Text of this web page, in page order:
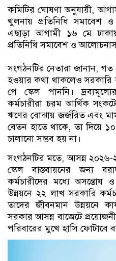
কমিটির ঘোষণা অনুযায়ী,
খুলনায় প্রতিনিধি সমাবেশ
এছাড়া আগামী ১৬ মে ঢাকায়
প্রতিনিধি সমাবেশ ও
সংগঠনটির নেতারা জানান,
হওয়ার কথা থাকলেও
পে স্কেল পাননি।
কর্মচারীরা চরম আর্থিক
ঋণের বোঝায় জর্জরিত এবং
বেতন হাতে থাকে, তা দিয়ে
চালানো সম্ভব হয় না।
সংগঠনটির মতে, আসন্ন ২০২৬-
স্কেল বাস্তবায়নের জন্য
কর্মচারীদের মধ্যে অসন্তোষ
উন্নয়নে ২২ লাখ সরকারি
তাদের জীবনমান উন্নয়নে
সরকার আসন্ন বাজেটে
পরিবারের মুখে হাসি ফোটাবে